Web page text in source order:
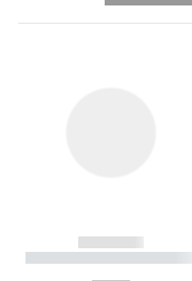
------------
----------- ----------- --------